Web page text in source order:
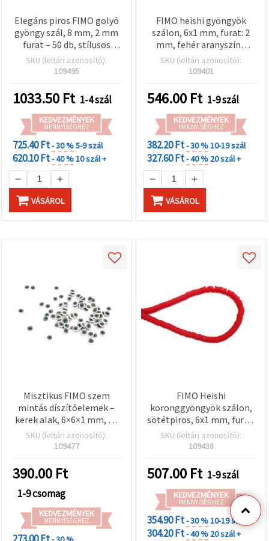
Elegáns piros FIMO golyó
gyöngy szál, 8 mm, 2 mm
furat – 50 db, stílusos
ékszerkészítéshez és DIY
kézműves projektekhez
SKU (leltári azonosító):
109495
1033.50 Ft 1-4 szál
KEDVEZMÉNYEK
MENNYISÉGHEZ
725.40 Ft- 30 %5-9 szál
620.10 Ft- 40 %10 szál +
VÁSÁROL
FIMO heishi gyöngyök
szálon, 6x1 mm, furat: 2
mm, fehér aranyszínű
pigmenttel, kb. 350 db
SKU (leltári azonosító):
109401
546.00 Ft 1-9 szál
KEDVEZMÉNYEK
MENNYISÉGHEZ
382.20 Ft- 30 %10-19 szál
327.60 Ft- 40 % 20 szál +
VÁSÁROL
Misztikus FIMO szem
mintás díszítőelemek –
kerek alak, 6×6×1 mm, 20
g-os vegyes csomag
SKU (leltári azonosító):
109477
390.00 Ft
1-9 csomag
KEDVEZMÉNYEK
MENNYISÉGHEZ
273.00 Ft
FIMO Heishi
koronggyöngyök szálon,
sötétpiros, 6x1 mm, furat:
2 mm, ~320 db
SKU (leltári azonosító):
109438
507.00 Ft 1-9 szál
KEDVEZMÉNYEK
MENNYISÉGHEZ
354.90 Ft- 30 %10-19 szál
304.20 Ft- 40 % 20 szál +